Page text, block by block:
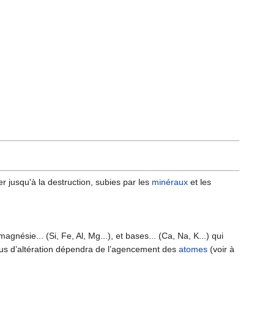
jusqu'à la destruction, subies par les minéraux et les
(Si, Fe, Al, Mg...), et bases... (Ca, Na, K...) qui
d’altération dépendra de l’agencement des atomes (voir à